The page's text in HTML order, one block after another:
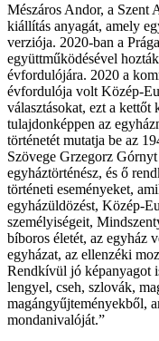
Mészáros Andor, a Szent
kiállítás anyagát, amely
verziója. 2020-ban a
együttműködésével
évfordulójára. 2020 a
évfordulója volt Közép-
választásokat, ezt a kettőt
tulajdonképpen az
történetét mutatja be az
Szövege Grzegorz
egyháztörténész, és ő
történeti eseményeket,
egyházüldözést, Közép-
személyiségeit,
bíboros életét, az egyház
egyházat, az ellenzéki
Rendkívül jó képanyagot
lengyel, cseh, szlovák,
magángyűjteményekből,
mondanivalóját.”